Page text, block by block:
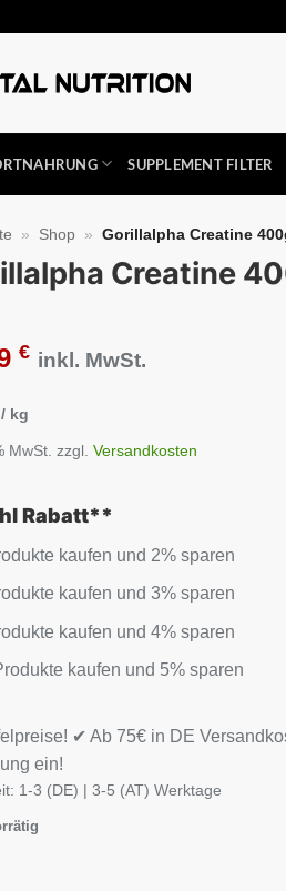
SUPPLEMENT FILTER
» Shop » Gorillalpha Creatine
Creatine
€ inkl. MwSt.
/ kg
MwSt. zzgl.Versandkosten
Rabatt**
kaufen und 2% sparen
kaufen und 3% sparen
kaufen und 4% sparen
kaufen und 5% sparen
✔ Ab 75€ in DE
ein!
1-3 (DE) | 3-5 (AT) Werktage